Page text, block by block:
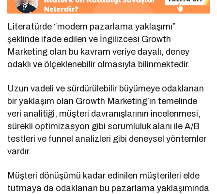
Literatürde “modern pazarlama yaklaşımı”
şeklinde ifade edilen ve İngilizcesi Growth
Marketing olan bu kavram veriye dayalı, deney
odaklı ve ölçeklenebilir olmasıyla bilinmektedir.
Uzun vadeli ve sürdürülebilir büyümeye odaklanan
bir yaklaşım olan Growth Marketing’in temelinde
veri analitiği, müşteri davranışlarının incelenmesi,
sürekli optimizasyon gibi sorumluluk alanı ile A/B
testleri ve funnel analizleri gibi deneysel yöntemler
vardır.
Müşteri dönüşümü kadar edinilen müşterileri elde
tutmaya da odaklanan bu pazarlama yaklaşımında